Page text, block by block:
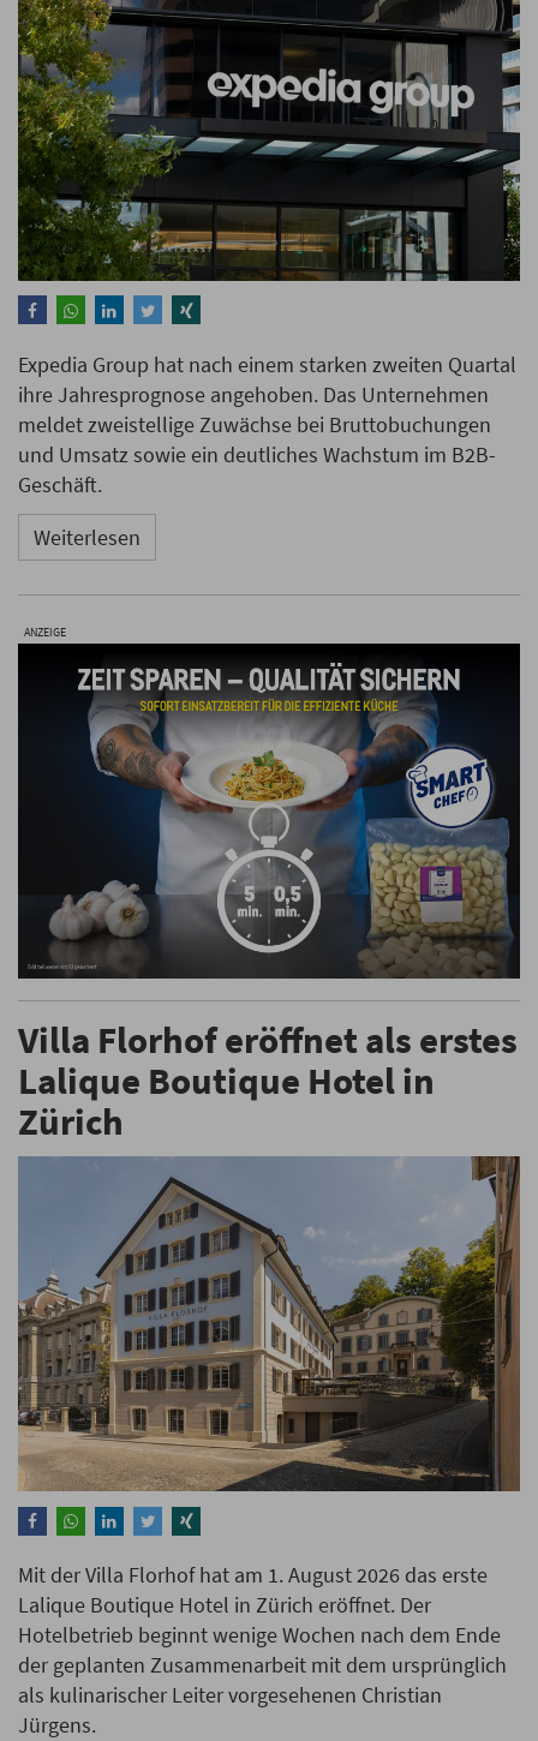
Expedia Group hat nach einem starken zweiten Quartal
ihre Jahresprognose angehoben. Das Unternehmen
meldet zweistellige Zuwächse bei Bruttobuchungen
und Umsatz sowie ein deutliches Wachstum im B2B-
Geschäft.
Weiterlesen
ANZEIGE
Villa Florhof eröffnet als erstes
Lalique Boutique Hotel in
Zürich
Mit der Villa Florhof hat am 1. August 2026 das erste
Lalique Boutique Hotel in Zürich eröffnet. Der
Hotelbetrieb beginnt wenige Wochen nach dem Ende
der geplanten Zusammenarbeit mit dem ursprünglich
als kulinarischer Leiter vorgesehenen Christian
Jürgens.